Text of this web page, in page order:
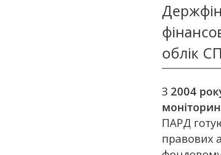
облік
З 2004
ПАРД
правових